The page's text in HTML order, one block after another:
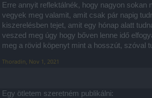
Erre annyit reflektálnék, hogy nagyon
vegyek meg valamit, amit csak pár napig
kiszerelésben tejet, amit egy hónap alatt
veszed meg úgy hogy bőven lenne idő
meg a rövid köpenyt mint a hosszút, szóval
Thoradin Nov 1, 2021
Egy ötletem szeretném publikálni: